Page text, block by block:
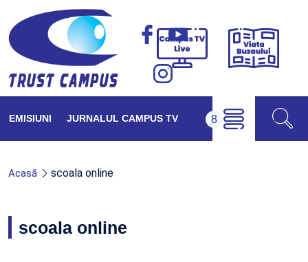
Campus
Viața
EMISIUNI JURNALUL CAMPUS TV
Acasă scoala online
scoala online